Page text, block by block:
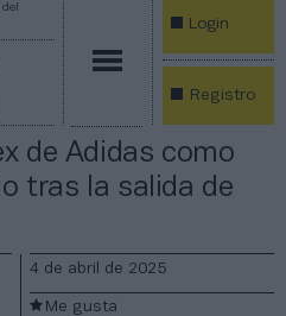
Login
Registro
de Adidas como
tras la salida de
4 de abril de 2025
Me gusta